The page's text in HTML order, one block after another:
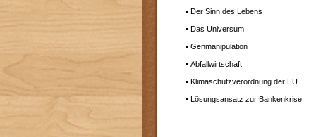
Der Sinn des Lebens
Das Universum
Genmanipulation
Abfallwirtschaft
Klimaschutzverordnung der EU
Lösungsansatz zur Bankenkrise